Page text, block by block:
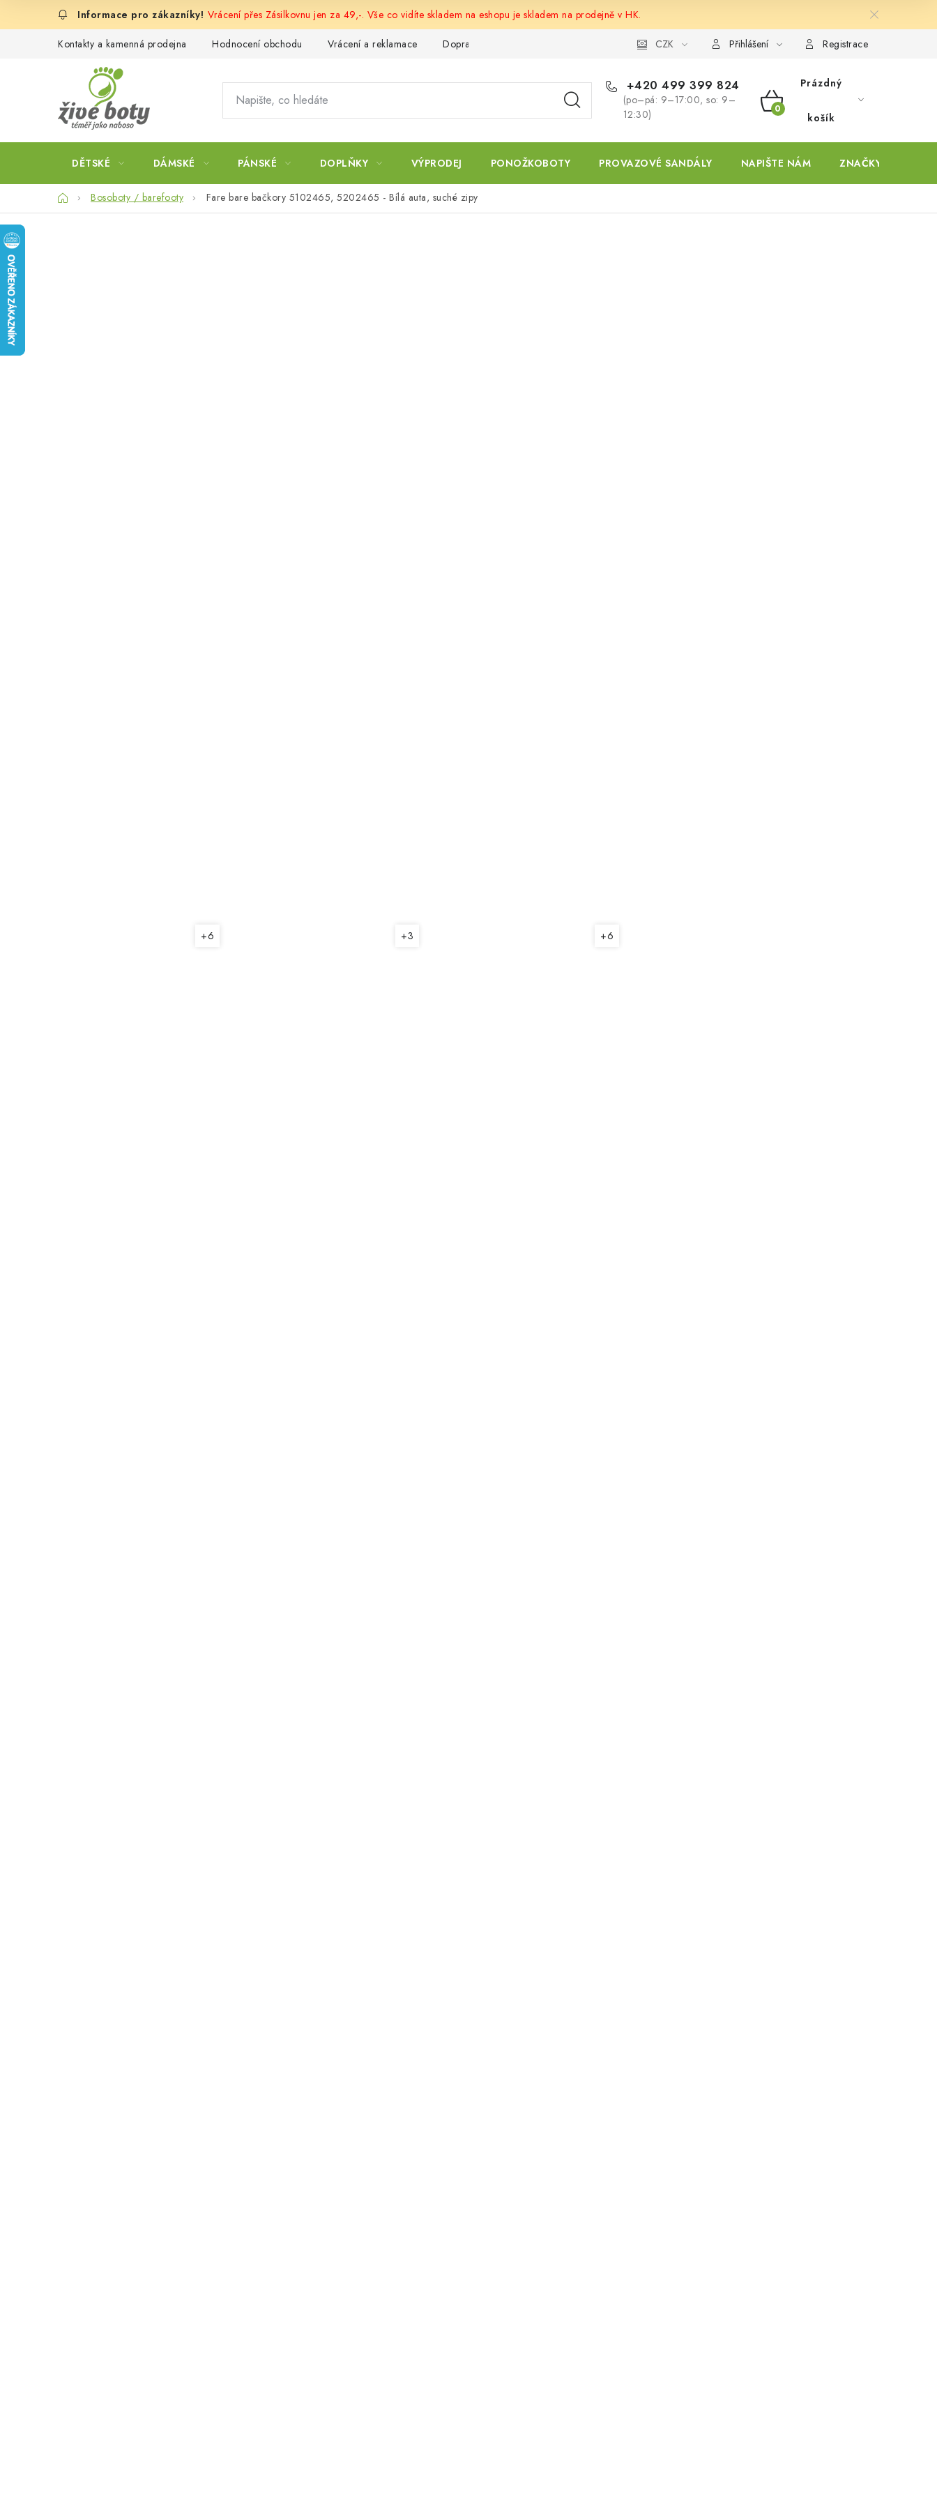
Vrácení přes Zásilkovnu jen za 49,-. Vše co vidíte skladem na eshopu je skladem na prodejně v HK.
Kontakty a kamenná prodejna Hodnocení obchodu Vrácení a reklamace Doprava a platba CZK Přihlášení Registrace
+420 499 399 824
(po–pá: 9–17:00, so: 9–
12:30)
NÁKUPNÍ
KOŠÍK
Prázdný
košík
DĚTSKÉ DÁMSKÉ PÁNSKÉ DOPLŇKY VÝPRODEJ PONOŽKOBOTY PROVAZOVÉ SANDÁLY NAPIŠTE NÁM ZNAČKY
DomůBosoboty / barefooty Fare bare bačkory 5102465, 5202465 - Bílá auta, suché zipy